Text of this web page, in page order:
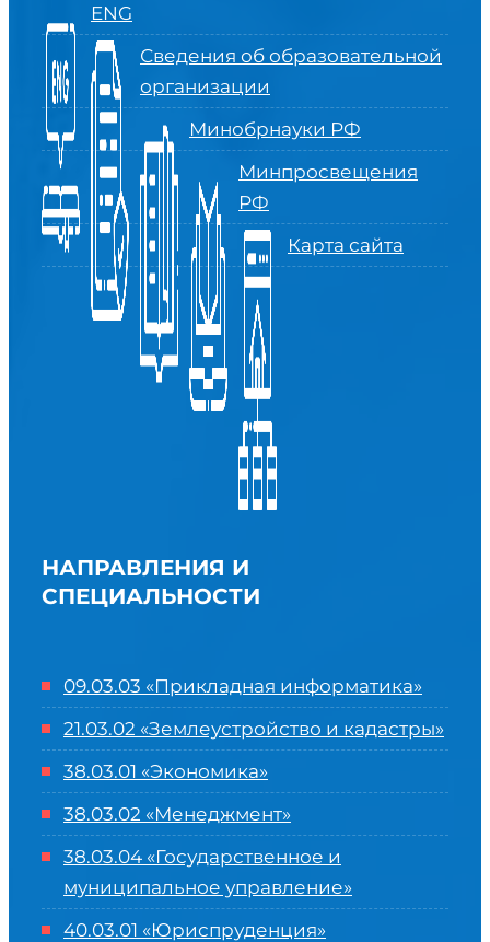
ENG
Сведения об образовательной
организации
Минобрнауки РФ
Минпросвещения
РФ
Карта сайта
НАПРАВЛЕНИЯ И
СПЕЦИАЛЬНОСТИ
09.03.03 «Прикладная информатика»
21.03.02 «Землеустройство и кадастры»
38.03.01 «Экономика»
38.03.02 «Менеджмент»
38.03.04 «Государственное и
муниципальное управление»
40.03.01 «Юриспруденция»